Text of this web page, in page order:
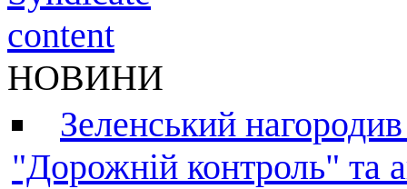
НОВИНИ
Зеленський
"Дорожній контроль" та